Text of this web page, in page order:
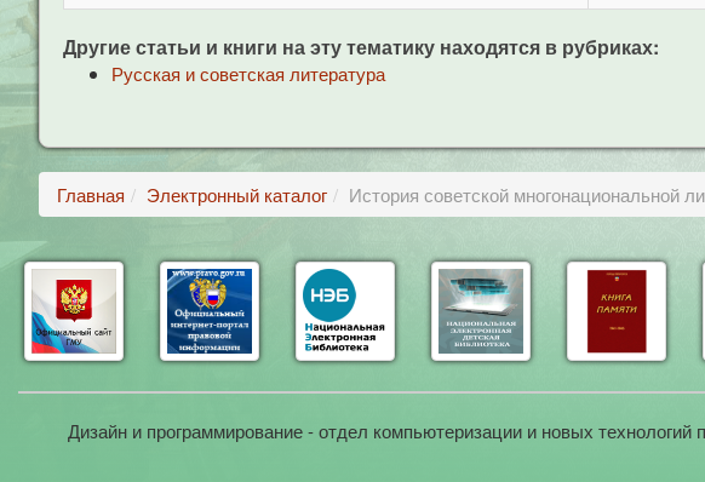
Другие статьи и книги на эту тематику находятся в рубриках:
Русская и советская литература
Главная Электронный каталог История советской многонациональной
Дизайн и программирование - отдел компьютеризации и новых